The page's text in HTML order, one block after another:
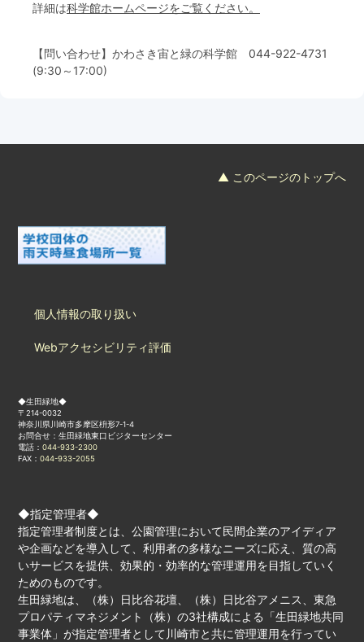
詳細は科学館ホームページをご覧ください。
【問い合わせ】かわさき宙と緑の科学館 044-922-4731
(9:30～17:00)
▲ このページのトップへ
個人情報の取り扱い
Webアクセシビリティ評価
◆生田緑地◆
〒214-0032
神奈川県川崎市多摩区枡形7-1-4
お問合せ：生田緑地東口ビジターセンター
電話：044-933-2300
FAX：044-933-2055
◆指定管理者◆
指定管理者制度とは、公園管理において民間企業のアイディア
や企画などを導入して、利用者の多様なニーズに応え、質の高
いサービスを提供、効果的・効率的な管理運用を目指していく
ためのものです。
生田緑地は、（株）日比谷花壇、（株）日比谷アメニス、東急
プロパティマネジメント（株）の3社構成による「生田緑地共同
事業体」が指定管理者として川崎市と共に管理運用を行ってい